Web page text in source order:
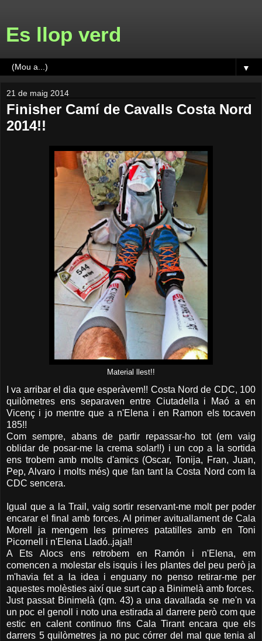
Es llop verd
▼
21 de maig 2014
Finisher Camí de Cavalls Costa Nord
2014!!
Material llest!!
I va arribar el dia que esperàvem!! Costa Nord de CDC, 100
quilòmetres ens separaven entre Ciutadella i Maó a en
Vicenç i jo mentre que a n'Elena i en Ramon els tocaven
185!!
Com sempre, abans de partir repassar-ho tot (em vaig
oblidar de posar-me la crema solar!!) i un cop a la sortida
ens trobem amb molts d'amics (Oscar, Tonija, Fran, Juan,
Pep, Alvaro i molts més) que fan tant la Costa Nord com la
CDC sencera.
Igual que a la Trail, vaig sortir reservant-me molt per poder
encarar el final amb forces. Al primer avituallament de Cala
Morell ja mengem les primeres patatilles amb en Toni
Picornell i n'Elena Lladó..jaja!!
A Ets Alocs ens retrobem en Ramón i n'Elena, em
comencen a molestar els isquis i les plantes del peu però ja
m'havia fet a la idea i enguany no penso retirar-me per
aquestes molèsties així que surt cap a Binimelà amb forces.
Just passat Binimelà (qm. 43) a una davallada se me'n va
un poc el genoll i noto una estirada al darrere però com que
estic en calent continuo fins Cala Tirant encara que els
darrers 5 quilòmetres ja no puc córrer del mal que tenia al